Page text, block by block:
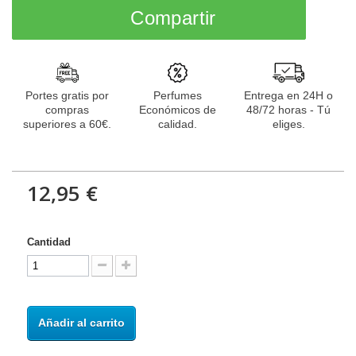
Compartir
Portes gratis por
compras
superiores a 60€.
Perfumes
Económicos de
calidad.
Entrega en 24H o
48/72 horas - Tú
eliges.
12,95 €
Cantidad
Añadir al carrito